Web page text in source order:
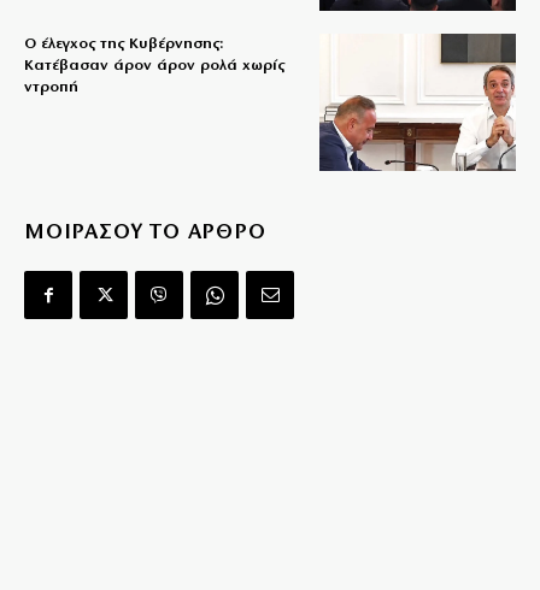
Ο έλεγχος της Κυβέρνησης:
Κατέβασαν άρον άρον ρολά χωρίς
ντροπή
ΜΟΙΡΑΣΟΥ ΤΟ ΑΡΘΡΟ